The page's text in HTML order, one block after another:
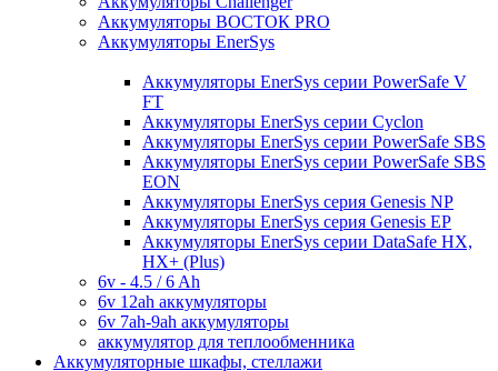
Аккумуляторы ВОСТОК PRO
Аккумуляторы EnerSys
Аккумуляторы EnerSys серии PowerSafe V
FT
Аккумуляторы EnerSys серии Cyclon
Аккумуляторы EnerSys серии PowerSafe SBS
Аккумуляторы EnerSys серии PowerSafe SBS
EON
Аккумуляторы EnerSys серия Genesis NP
Аккумуляторы EnerSys серия Genesis EP
Аккумуляторы EnerSys серии DataSafe HX,
HX+ (Plus)
6v - 4.5 / 6 Ah
6v 12ah аккумуляторы
6v 7ah-9ah аккумуляторы
аккумулятор для теплообменника
Аккумуляторные шкафы, стеллажи